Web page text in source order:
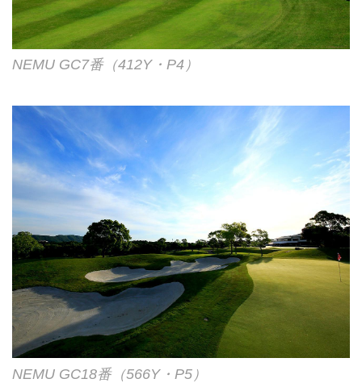
NEMU GC7番（412Y・P4）
NEMU GC18番（566Y・P5）